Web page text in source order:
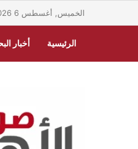
الخميس, أغسطس 6 2026
الرئيسية أخبار